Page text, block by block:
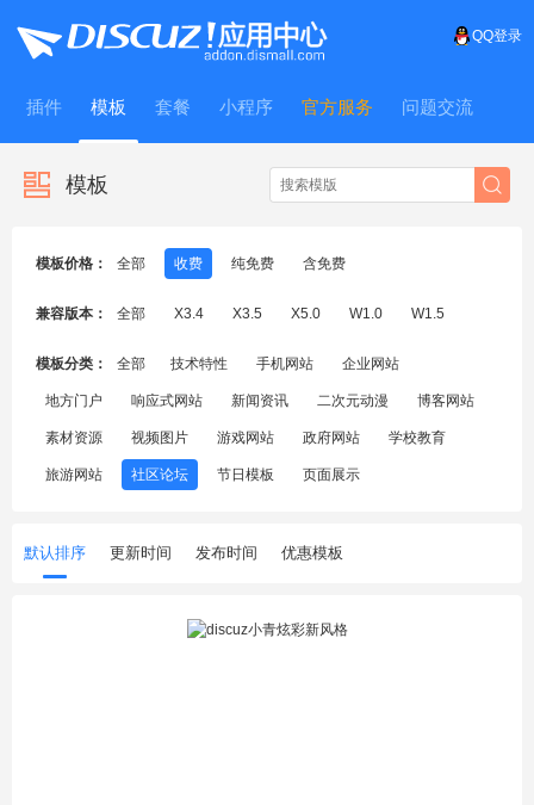
QQ登录
插件 模板 套餐 小程序 官方服务 问题交流
WitFrame
模板
模板价格： 全部 收费 纯免费 含免费
兼容版本： 全部 X3.4 X3.5 X5.0 W1.0 W1.5
模板分类： 全部 技术特性 手机网站 企业网站
地方门户 响应式网站 新闻资讯 二次元动漫 博客网站
素材资源 视频图片 游戏网站 政府网站 学校教育
旅游网站 社区论坛 节日模板 页面展示
默认排序 更新时间 发布时间 优惠模板